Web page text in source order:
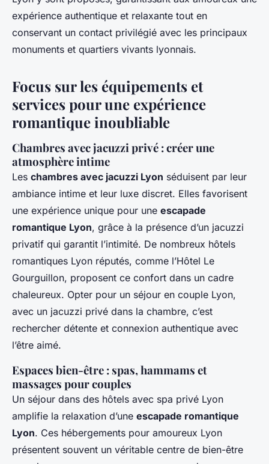
expérience authentique et relaxante tout en
conservant un contact privilégié avec les principaux
monuments et quartiers vivants lyonnais.
Focus sur les équipements et
services pour une expérience
romantique inoubliable
Chambres avec jacuzzi privé : créer une
atmosphère intime
Les chambres avec jacuzzi Lyon séduisent par leur
ambiance intime et leur luxe discret. Elles favorisent
une expérience unique pour une escapade
romantique Lyon, grâce à la présence d’un jacuzzi
privatif qui garantit l’intimité. De nombreux hôtels
romantiques Lyon réputés, comme l’Hôtel Le
Gourguillon, proposent ce confort dans un cadre
chaleureux. Opter pour un séjour en couple Lyon,
avec un jacuzzi privé dans la chambre, c’est
rechercher détente et connexion authentique avec
l’être aimé.
Espaces bien-être : spas, hammams et
massages pour couples
Un séjour dans des hôtels avec spa privé Lyon
amplifie la relaxation d’une escapade romantique
Lyon. Ces hébergements pour amoureux Lyon
présentent souvent un véritable centre de bien-être